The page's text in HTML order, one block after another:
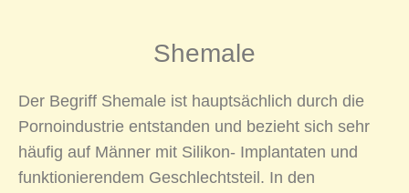
Shemale
Der Begriff Shemale ist hauptsächlich durch die
Pornoindustrie entstanden und bezieht sich sehr
häufig auf Männer mit Silikon- Implantaten und
funktionierendem Geschlechtsteil. In den